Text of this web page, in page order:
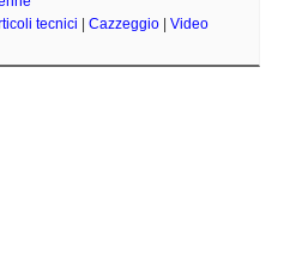
tecnici | Cazzeggio | Video